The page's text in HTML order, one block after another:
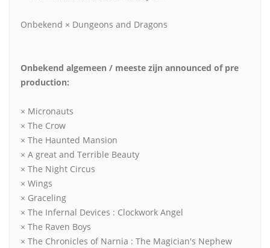
Onbekend × Dungeons and Dragons
Onbekend algemeen / meeste zijn announced of pre
production:
× Micronauts
× The Crow
× The Haunted Mansion
× A great and Terrible Beauty
× The Night Circus
× Wings
× Graceling
× The Infernal Devices : Clockwork Angel
× The Raven Boys
× The Chronicles of Narnia : The Magician's Nephew